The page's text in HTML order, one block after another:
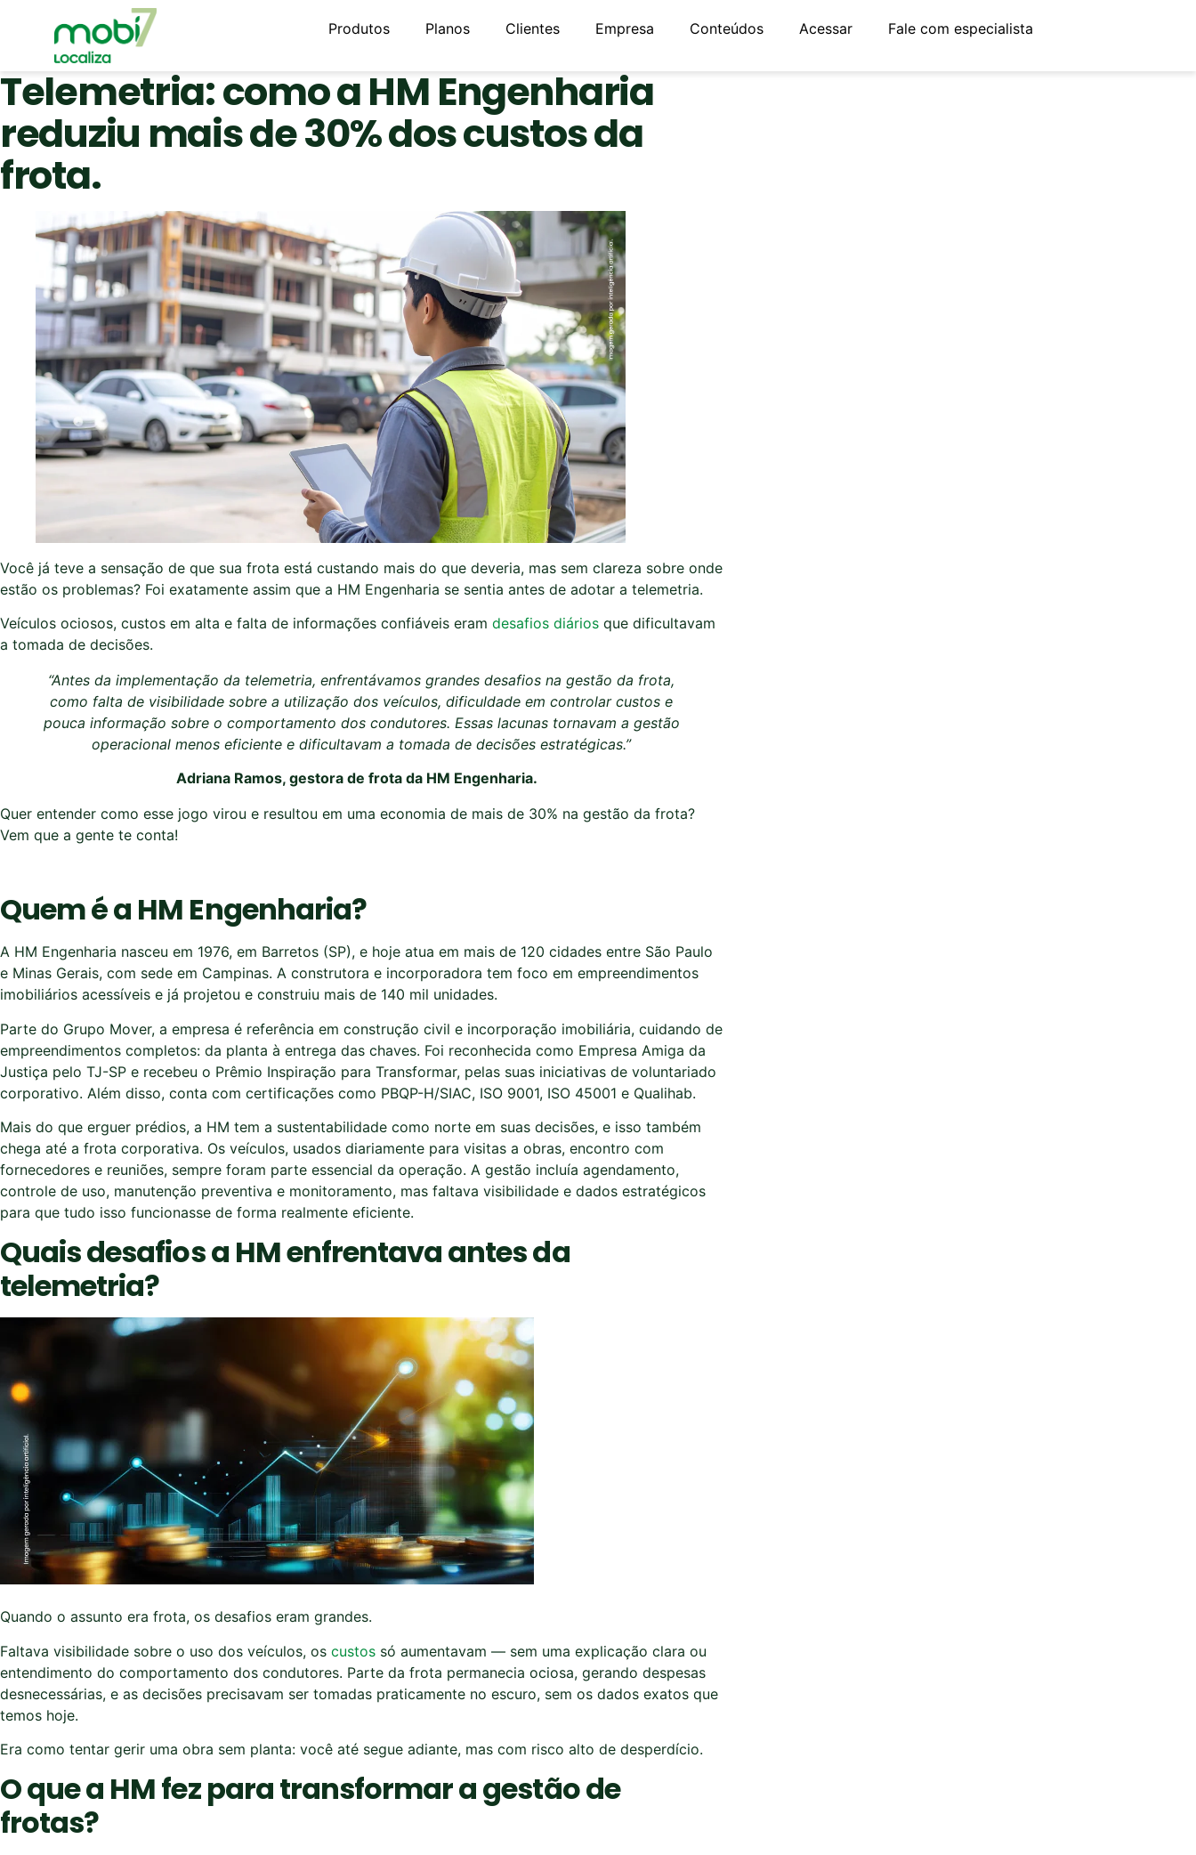
Produtos Planos Clientes Empresa Conteúdos Acessar Fale com especialista
Telemetria: como a HM Engenharia
reduziu mais de 30% dos custos da
frota.
Você já teve a sensação de que sua frota está custando mais do que deveria, mas sem clareza sobre onde
estão os problemas? Foi exatamente assim que a HM Engenharia se sentia antes de adotar a telemetria.
Veículos ociosos, custos em alta e falta de informações confiáveis eram desafios diários que dificultavam
a tomada de decisões.
“Antes da implementação da telemetria, enfrentávamos grandes desafios na gestão da frota,
como falta de visibilidade sobre a utilização dos veículos, dificuldade em controlar custos e
pouca informação sobre o comportamento dos condutores. Essas lacunas tornavam a gestão
operacional menos eficiente e dificultavam a tomada de decisões estratégicas.”
Adriana Ramos, gestora de frota da HM Engenharia.
Quer entender como esse jogo virou e resultou em uma economia de mais de 30% na gestão da frota?
Vem que a gente te conta!
Quem é a HM Engenharia?
A HM Engenharia nasceu em 1976, em Barretos (SP), e hoje atua em mais de 120 cidades entre São Paulo
e Minas Gerais, com sede em Campinas. A construtora e incorporadora tem foco em empreendimentos
imobiliários acessíveis e já projetou e construiu mais de 140 mil unidades.
Parte do Grupo Mover, a empresa é referência em construção civil e incorporação imobiliária, cuidando de
empreendimentos completos: da planta à entrega das chaves. Foi reconhecida como Empresa Amiga da
Justiça pelo TJ-SP e recebeu o Prêmio Inspiração para Transformar, pelas suas iniciativas de voluntariado
corporativo. Além disso, conta com certificações como PBQP-H/SIAC, ISO 9001, ISO 45001 e Qualihab.
Mais do que erguer prédios, a HM tem a sustentabilidade como norte em suas decisões, e isso também
chega até a frota corporativa. Os veículos, usados diariamente para visitas a obras, encontro com
fornecedores e reuniões, sempre foram parte essencial da operação. A gestão incluía agendamento,
controle de uso, manutenção preventiva e monitoramento, mas faltava visibilidade e dados estratégicos
para que tudo isso funcionasse de forma realmente eficiente.
Quais desafios a HM enfrentava antes da
telemetria?
Quando o assunto era frota, os desafios eram grandes.
Faltava visibilidade sobre o uso dos veículos, os custos só aumentavam — sem uma explicação clara ou
entendimento do comportamento dos condutores. Parte da frota permanecia ociosa, gerando despesas
desnecessárias, e as decisões precisavam ser tomadas praticamente no escuro, sem os dados exatos que
temos hoje.
Era como tentar gerir uma obra sem planta: você até segue adiante, mas com risco alto de desperdício.
O que a HM fez para transformar a gestão de
frotas?